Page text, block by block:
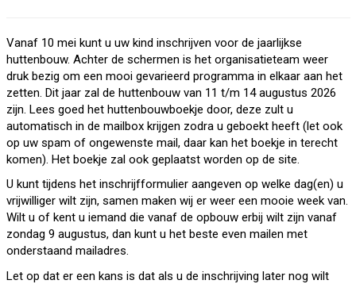
Vanaf 10 mei kunt u uw kind inschrijven voor de jaarlijkse
huttenbouw. Achter de schermen is het organisatieteam weer
druk bezig om een mooi gevarieerd programma in elkaar aan het
zetten. Dit jaar zal de huttenbouw van 11 t/m 14 augustus 2026
zijn. Lees goed het huttenbouwboekje door, deze zult u
automatisch in de mailbox krijgen zodra u geboekt heeft (let ook
op uw spam of ongewenste mail, daar kan het boekje in terecht
komen). Het boekje zal ook geplaatst worden op de site.
U kunt tijdens het inschrijfformulier aangeven op welke dag(en) u
vrijwilliger wilt zijn, samen maken wij er weer een mooie week van.
Wilt u of kent u iemand die vanaf de opbouw erbij wilt zijn vanaf
zondag 9 augustus, dan kunt u het beste even mailen met
onderstaand mailadres.
Let op dat er een kans is dat als u de inschrijving later nog wilt